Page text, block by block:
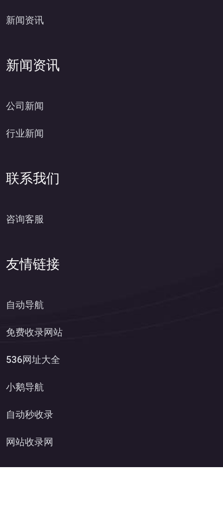
新闻资讯
新闻资讯
公司新闻
行业新闻
联系我们
咨询客服
友情链接
自动导航
免费收录网站
536网址大全
小鹅导航
自动秒收录
网站收录网